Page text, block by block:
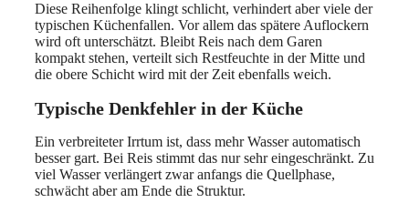
Diese Reihenfolge klingt schlicht, verhindert aber viele der
typischen Küchenfallen. Vor allem das spätere Auflockern
wird oft unterschätzt. Bleibt Reis nach dem Garen
kompakt stehen, verteilt sich Restfeuchte in der Mitte und
die obere Schicht wird mit der Zeit ebenfalls weich.
Typische Denkfehler in der Küche
Ein verbreiteter Irrtum ist, dass mehr Wasser automatisch
besser gart. Bei Reis stimmt das nur sehr eingeschränkt. Zu
viel Wasser verlängert zwar anfangs die Quellphase,
schwächt aber am Ende die Struktur.